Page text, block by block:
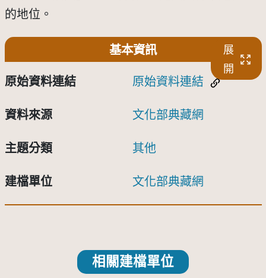
的地位。
基本資訊
展
開
原始資料連結 原始資料連結
資料來源 文化部典藏網
主題分類 其他
建檔單位 文化部典藏網
相關建檔單位